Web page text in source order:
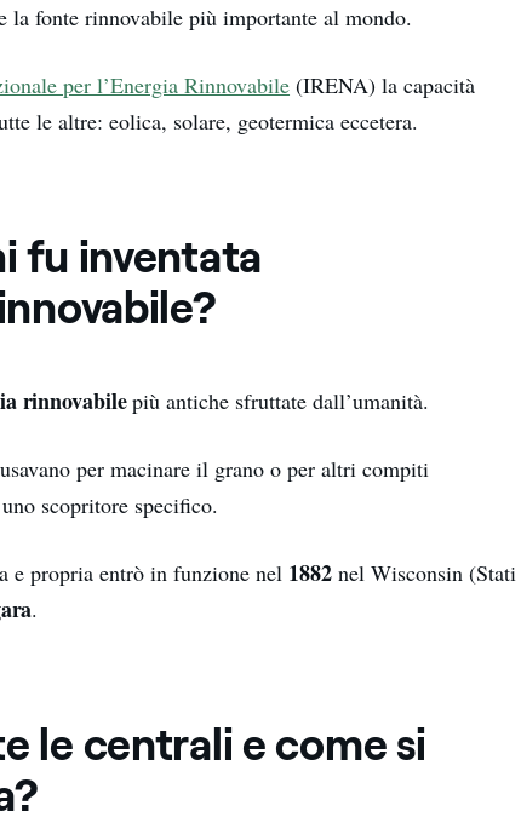
la fonte rinnovabile più importante al mondo.
per l’Energia Rinnovabile (IRENA) la capacità
le altre: eolica, solare, geotermica eccetera.
fu inventata
rinnovabilepiù antiche sfruttate dall’umanità.
per macinare il grano o per altri compiti
scopritore specifico.
e propria entrò in funzione nel 1882nel Wisconsin (Stati
.
le centrali e come si